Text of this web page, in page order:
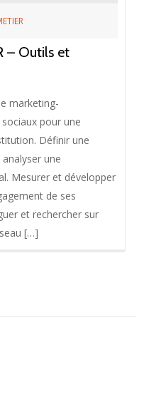
– Outils et
marketing-
pour une
Définir une
une
Mesurer et développer
de ses
et rechercher sur
[…]